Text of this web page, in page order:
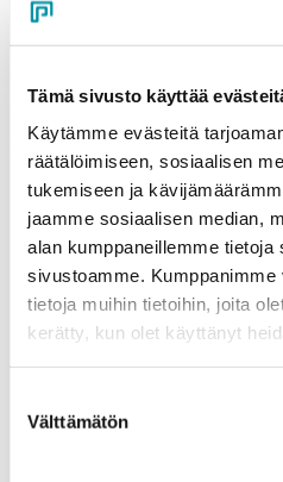
Tämä sivusto käyttää
Käytämme evästeitä
räätälöimiseen, sosiaalisen
tukemiseen ja
jaamme sosiaalisen median,
alan kumppaneillemme tietoja
sivustoamme. Kumppanimme
tietoja muihin tietoihin, joita
kerätty, kun olet käyttänyt
valinta
Välttämätön
Sähköposti
Puhelinnumero
Tuotteet
Valitse tuote ja syötä tilauksen
valittu laatu määrittää tilauksen
Tuote*
Määrä (m)